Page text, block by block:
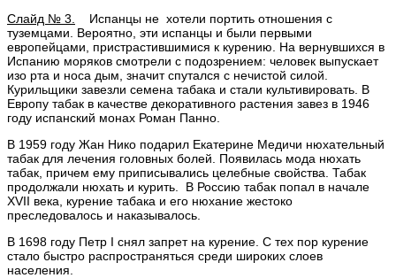
Слайд № 3.
Испанцы не хотели портить отношения с
туземцами. Вероятно, эти испанцы и были первыми
европейцами, пристрастившимися к курению. На вернувшихся в
Испанию моряков смотрели с подозрением: человек выпускает
изо рта и носа дым, значит спутался с нечистой силой.
Курильщики завезли семена табака и стали культивировать. В
Европу табак в качестве декоративного растения завез в 1946
году испанский монах Роман Панно.
В 1959 году Жан Нико подарил Екатерине Медичи нюхательный
табак для лечения головных болей. Появилась мода нюхать
табак, причем ему приписывались целебные свойства. Табак
продолжали нюхать и курить. В Россию табак попал в начале
XVII века, курение табака и его нюхание жестоко
преследовалось и наказывалось.
В 1698 году Петр I снял запрет на курение. С тех пор курение
стало быстро распространяться среди широких слоев
населения.